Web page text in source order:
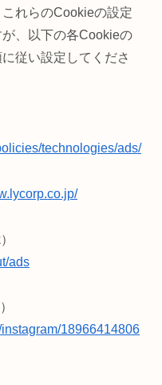
れらのCookieの設定
、以下の各Cookieの
従い設定してくださ
technologies/ads/
ads
18966414806